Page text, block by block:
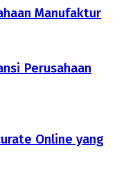
Manufaktur
Perusahaan
Online yang